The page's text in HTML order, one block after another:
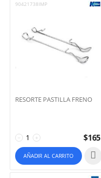
90421738IMP
RESORTE PASTILLA FRENO
+
− $165
AÑADIR AL CARRITO